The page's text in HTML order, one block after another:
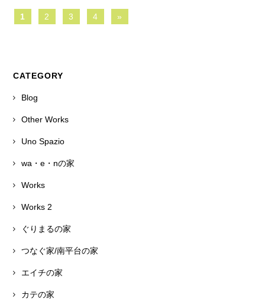
1 2 3 4 »
CATEGORY
Blog
Other Works
Uno Spazio
wa・e・nの家
Works
Works 2
ぐりまるの家
つなぐ家/南平台の家
エイチの家
カテの家